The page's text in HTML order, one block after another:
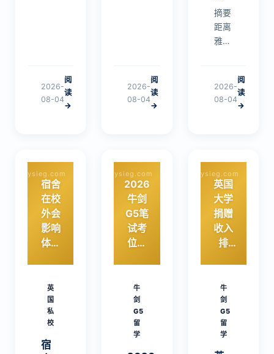
本文
从学
2026-
08-04
阅
读
→
其要
过
旧、
文
献…
2026-
08-04
阅
读
→
摘要
距离
雅思
试仅
剩数
本文
整理
了7
个实
用技
2026-
08-04
阅
读
→
ysieg.com
宿舍
在校
外会
影响
体验
enha
m
Ladie
Colle
英
国
私
校
宿
ysieg.com
2026
牛剑
G5笔
试考
位明
约，
这些
准备
现在
牛
剑
G5
留
学
ysieg.com
英国
大学
捐赠
收入
排
领
跑，
这笔
钱如
牛
剑
G5
留
学